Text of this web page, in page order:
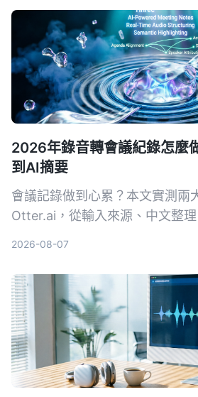
的會議記錄幫手。
2026年錄音轉會議紀錄怎麼
到AI摘要
會議記錄做到心累？本文實測兩
Otter.ai，從輸入來源、中文整
2026-08-07